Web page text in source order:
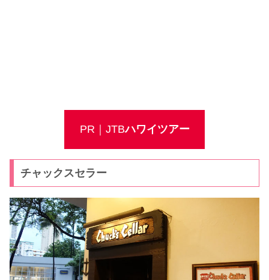
PR｜JTBハワイツアー
チャックスセラー